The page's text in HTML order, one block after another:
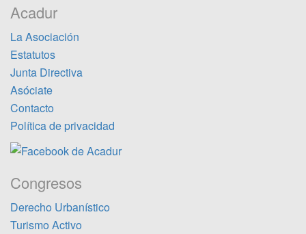
Acadur
La Asociación
Estatutos
Junta Directiva
Asóciate
Contacto
Política de privacidad
Congresos
Derecho Urbanístico
Turismo Activo